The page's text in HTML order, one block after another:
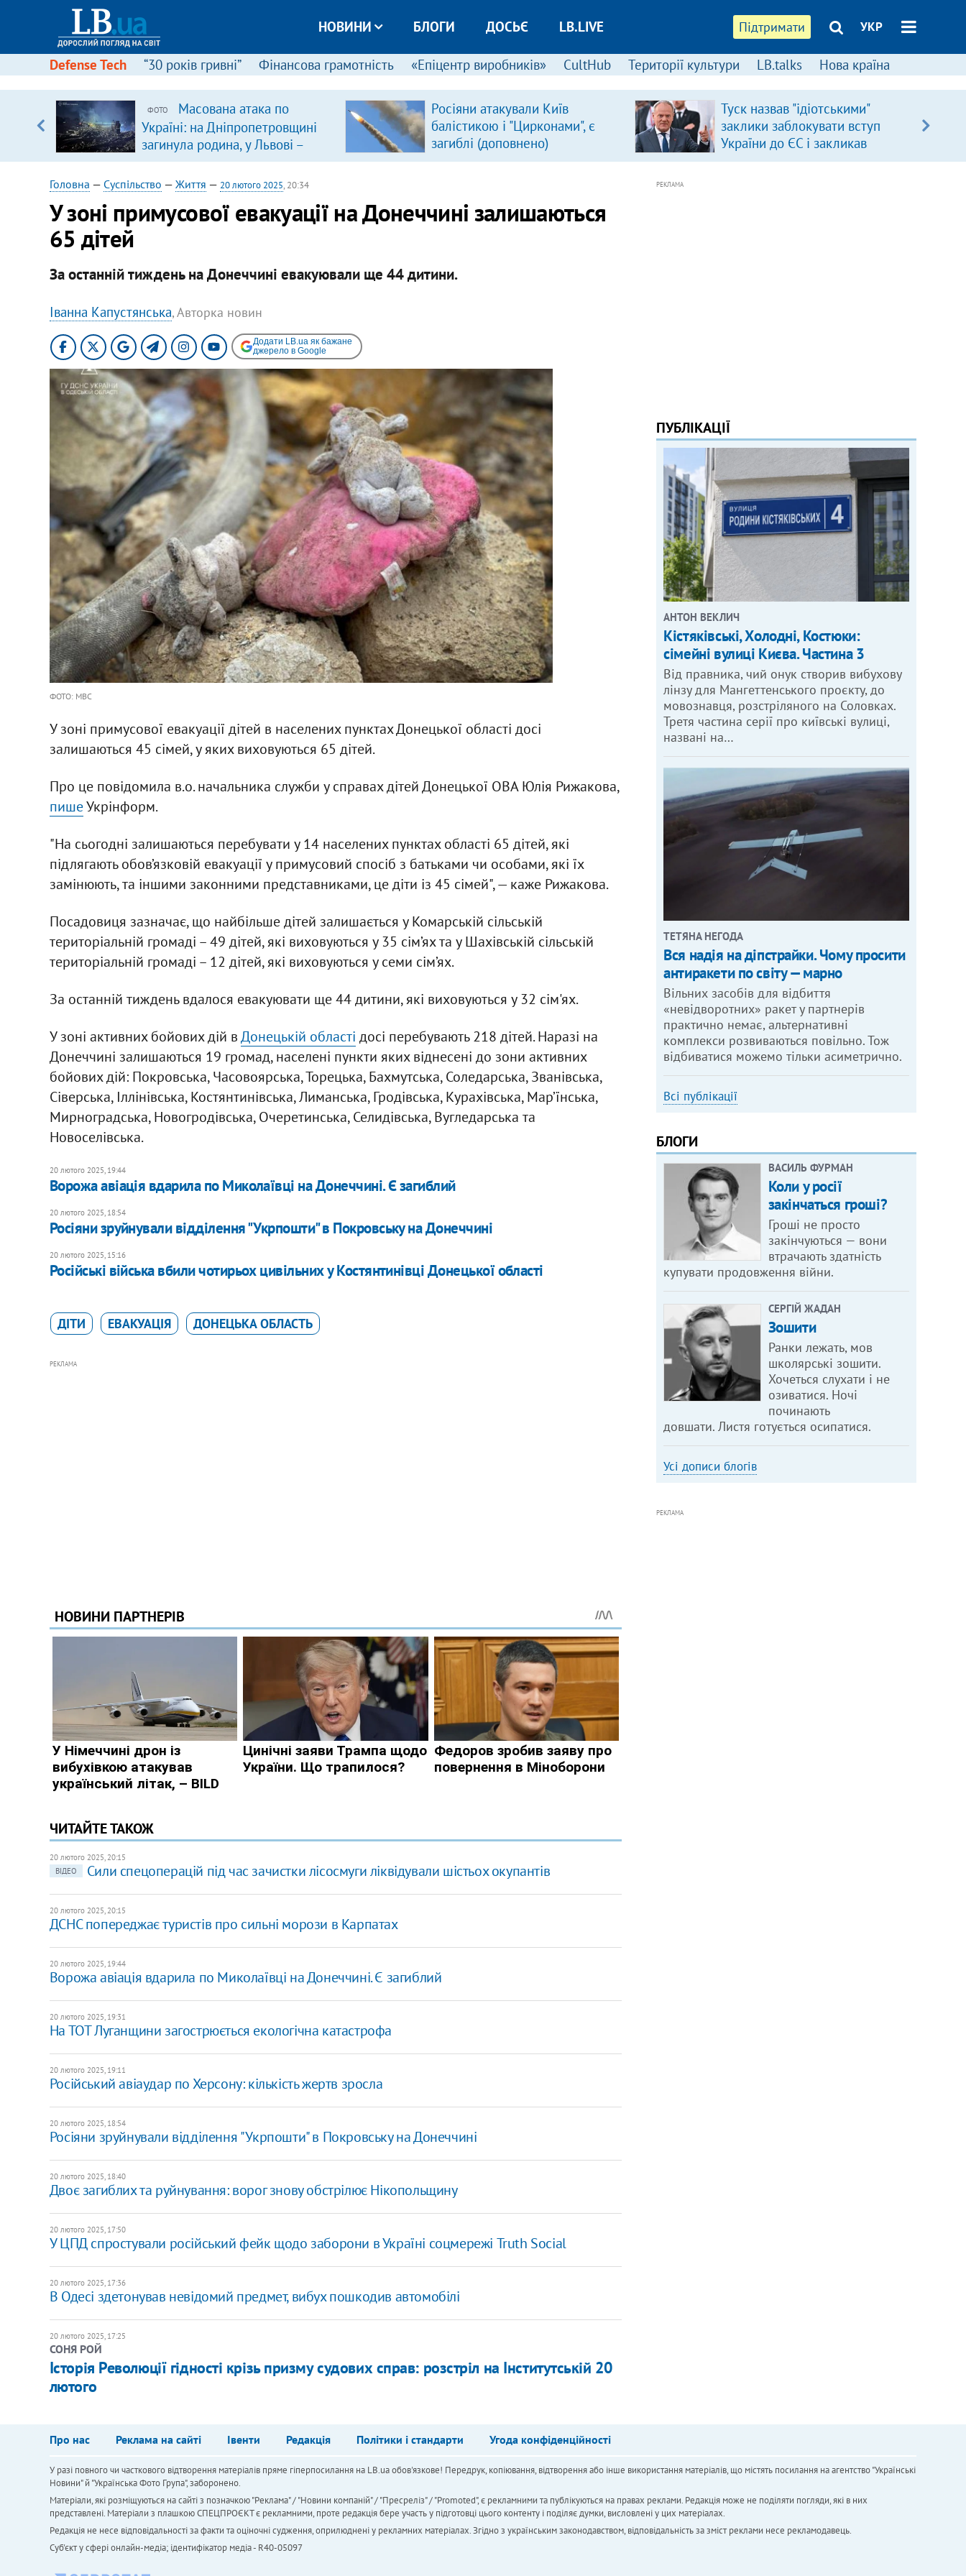
Підтримати УКР
НОВИНИ БЛОГИ ДОСЬЄ LB.LIVE
Defense Tech “30 років гривні” Фінансова грамотність «Епіцентр виробників» CultHub Території культури LB.talks Нова країна
ФОТО
Масована атака по
Україні: на Дніпропетровщині
загинула родина, у Львові –
удар по багатоповерхівках
(доповнюється)
Росіяни атакували Київ
балістикою і "Цирконами", є
загиблі (доповнено)
Туск назвав "ідіотськими"
заклики заблокувати вступ
України до ЄС і закликав
припинити антиукраїнську
Головна — Суспільство — Життя — 20 лютого 2025, 20:34
У зоні примусової евакуації на Донеччині залишаються
65 дітей
За останній тиждень на Донеччині евакуювали ще 44 дитини.
Іванна Капустянська, Авторка новин
Додати LB.ua як бажане
джерело в Google
ФОТО: МВС
У зоні примусової евакуації дітей в населених пунктах Донецької області досі
залишаються 45 сімей, у яких виховуються 65 дітей.
Про це повідомила в.о. начальника служби у справах дітей Донецької ОВА Юлія Рижакова,
пишеУкрінформ.
"На сьогодні залишаються перебувати у 14 населених пунктах області 65 дітей, які
підлягають обов’язковій евакуації у примусовий спосіб з батьками чи особами, які їх
замінюють, та іншими законними представниками, це діти із 45 сімей", — каже Рижакова.
Посадовиця зазначає, що найбільше дітей залишається у Комарській сільській
територіальній громаді – 49 дітей, які виховуються у 35 сім’ях та у Шахівській сільській
територіальній громаді – 12 дітей, які виховуються у семи сім’ях.
За останній тиждень вдалося евакуювати ще 44 дитини, які виховуються у 32 сім'ях.
У зоні активних бойових дій вДонецькій області досі перебувають 218 дітей. Наразі на
Донеччині залишаються 19 громад, населені пункти яких віднесені до зони активних
бойових дій: Покровська, Часовоярська, Торецька, Бахмутська, Соледарська, Званівська,
Сіверська, Іллінівська, Костянтинівська, Лиманська, Гродівська, Курахівська, Мар’їнська,
Мирноградська, Новогродівська, Очеретинська, Селидівська, Вугледарська та
Новоселівська.
20 лютого 2025, 19:44
Ворожа авіація вдарила по Миколаївці на Донеччині. Є загиблий
20 лютого 2025, 18:54
Росіяни зруйнували відділення "Укрпошти" в Покровську на Донеччині
20 лютого 2025, 15:16
Російські війська вбили чотирьох цивільних у Костянтинівці Донецької області
ДІТИ ЕВАКУАЦІЯ ДОНЕЦЬКА ОБЛАСТЬ
РЕКЛАМА
ЧИТАЙТЕ ТАКОЖ
20 лютого 2025, 20:15
ВІДЕО
Сили спецоперацій під час зачистки лісосмуги ліквідували шістьох окупантів
20 лютого 2025, 20:15
​ДСНС попереджає туристів про сильні морози в Карпатах
20 лютого 2025, 19:44
Ворожа авіація вдарила по Миколаївці на Донеччині. Є загиблий
20 лютого 2025, 19:31
На ТОТ Луганщини загострюється екологічна катастрофа
20 лютого 2025, 19:11
Російський авіаудар по Херсону: кількість жертв зросла
20 лютого 2025, 18:54
Росіяни зруйнували відділення "Укрпошти" в Покровську на Донеччині
20 лютого 2025, 18:40
Двоє загиблих та руйнування: ворог знову обстрілює Нікопольщину
20 лютого 2025, 17:50
У ЦПД спростували російський фейк щодо заборони в Україні соцмережі Truth Social
20 лютого 2025, 17:36
В Одесі здетонував невідомий предмет, вибух пошкодив автомобілі
20 лютого 2025, 17:25
СОНЯ РОЙ
Історія Революції гідності крізь призму судових справ: розстріл на Інститутській 20
лютого
РЕКЛАМА
ПУБЛІКАЦІЇ
АНТОН ВЕКЛИЧ
Кістяківські, Холодні, Костюки:
сімейні вулиці Києва. Частина 3
Від правника, чий онук створив вибухову
лінзу для Мангеттенського проєкту, до
мовознавця, розстріляного на Соловках.
Третя частина серії про київські вулиці,
названі на…
ТЕТЯНА НЕГОДА
Вся надія на діпстрайки. Чому просити
антиракети по світу — марно
Вільних засобів для відбиття
«невідворотних» ракет у партнерів
практично немає, альтернативні
комплекси розвиваються повільно. Тож
відбиватися можемо тільки асиметрично.
Всі публікації
БЛОГИ
ВАСИЛЬ ФУРМАН
Коли у росії
закінчаться гроші?
Гроші не просто
закінчуються — вони
втрачають здатність
купувати продовження війни.
СЕРГІЙ ЖАДАН
Зошити
Ранки лежать, мов
школярські зошити.
Хочеться слухати і не
озиватися. Ночі
починають
довшати. Листя готується осипатися.
Усі дописи блогів
РЕКЛАМА
Про нас Реклама на сайті Івенти Редакція Політики і стандарти Угода конфіденційності
У разі повного чи часткового відтворення матеріалів пряме гіперпосилання на LB.ua обов'язкове! Передрук, копіювання, відтворення або інше використання матеріалів, що містять посилання на агентство "Українськi
Новини" й "Українська Фото Група", заборонено.
Матеріали, які розміщуються на сайті з позначкою "Реклама" / "Новини компаній" / "Пресреліз" / "Promoted", є рекламними та публікуються на правах реклами. Редакція може не поділяти погляди, які в них
представлені. Матеріали з плашкою СПЕЦПРОЄКТ є рекламними, проте редакція бере участь у підготовці цього контенту і поділяє думки, висловлені у цих матеріалах.
Редакція не несе відповідальності за факти та оціночні судження, оприлюднені у рекламних матеріалах. Згідно з українським законодавством, відповідальність за зміст реклами несе рекламодавець.
Cуб'єкт у сфері онлайн-медіа; ідентифікатор медіа - R40-05097